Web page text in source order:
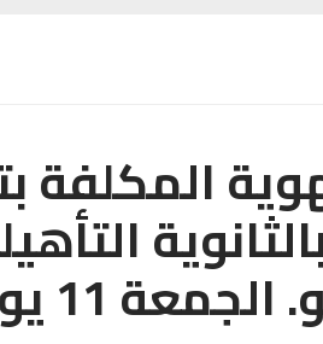
المكلفة
يونيو 2021.